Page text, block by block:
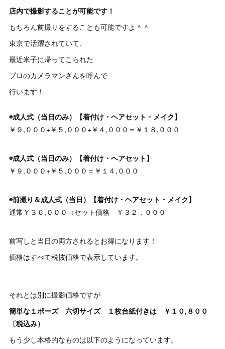
店内で撮影することが可能です！
もちろん前撮りをすることも可能ですよ＾＾
東京で活躍されていて、
最近米子に帰ってこられた
プロのカメラマンさんを呼んで
行います！
◉成人式（当日のみ）【着付け・ヘアセット・メイク】
￥９,０００+￥５,０００+￥４,０００＝￥１８,０００
◉成人式（当日のみ）【着付け・ヘアセット】
￥９,０００+￥５,０００＝￥１４,０００
◉前撮り＆成人式（当日）【着付け・ヘアセット・メイク】
通常￥３６,０００→セット価格 ￥３２，０００
前写しと当日の両方されるとお得になります！
価格はすべて税抜価格で表示しています。
それとは別に撮影価格ですが
簡単な１ポーズ 六切サイズ １枚台紙付きは ￥１０,８００
〔税込み）
もう少し本格的なものは以下のようになっています。